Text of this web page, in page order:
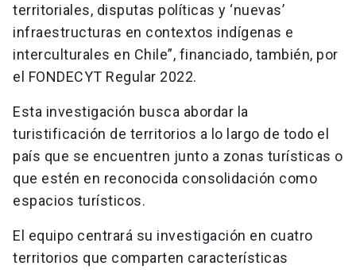
territoriales, disputas políticas y ‘nuevas’
infraestructuras en contextos indígenas e
interculturales en Chile”, financiado, también, por
el FONDECYT Regular 2022.
Esta investigación busca abordar la
turistificación de territorios a lo largo de todo el
país que se encuentren junto a zonas turísticas o
que estén en reconocida consolidación como
espacios turísticos.
El equipo centrará su investigación en cuatro
territorios que comparten características